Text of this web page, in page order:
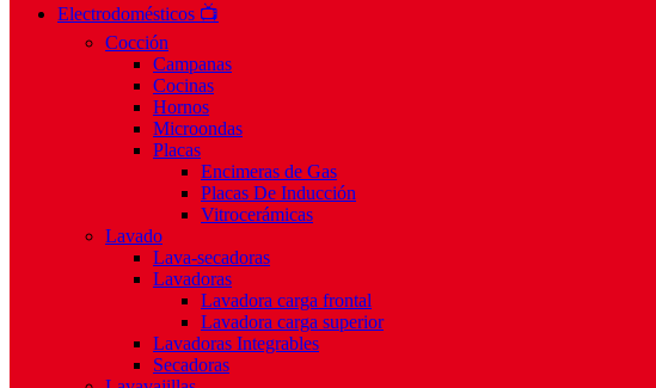
Electrodomésticos 📺
Cocción
Campanas
Cocinas
Hornos
Microondas
Placas
Encimeras de Gas
Placas De Inducción
Vitrocerámicas
Lavado
Lava-secadoras
Lavadoras
Lavadora carga frontal
Lavadora carga superior
Lavadoras Integrables
Secadoras